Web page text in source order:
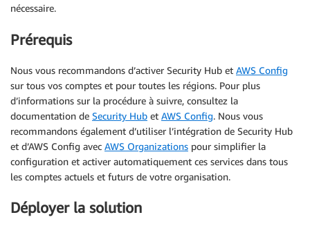
nécessaire.
Prérequis
Nous vous recommandons d’activer Security Hub et AWS Config
sur tous vos comptes et pour toutes les régions. Pour plus
d’informations sur la procédure à suivre, consultez la
documentation de Security Hub et AWS Config. Nous vous
recommandons également d’utiliser l’intégration de Security Hub
et d’AWS Config avec AWS Organizations pour simplifier la
configuration et activer automatiquement ces services dans tous
les comptes actuels et futurs de votre organisation.
Déployer la solution